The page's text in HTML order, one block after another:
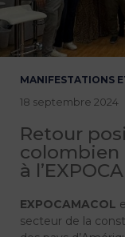
MANIFESTATIONS
18 septembre 2024
Retour
colombien
à
EXPOCAMACOL
secteur de la